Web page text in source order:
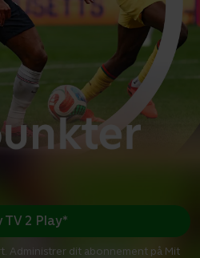
TV 2 Play*
Administrer dit abonnement på Mit